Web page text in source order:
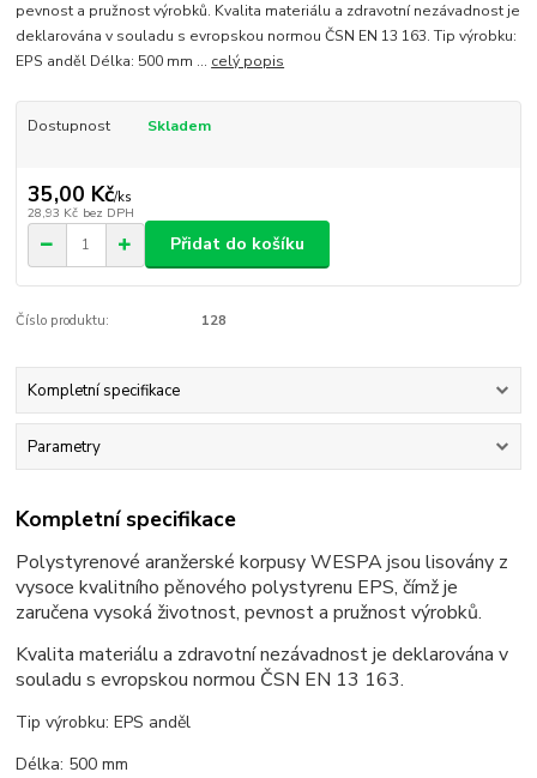
pevnost a pružnost výrobků. Kvalita materiálu a zdravotní nezávadnost je
deklarována v souladu s evropskou normou ČSN EN 13 163. Tip výrobku:
EPS anděl Délka: 500 mm ... celý popis
Dostupnost Skladem
35,00 Kč/ks
28,93 Kč bez DPH
Přidat do košíku
Číslo produktu: 128
Kompletní specifikace
Parametry
Kompletní specifikace
Polystyrenové aranžerské korpusy WESPA jsou lisovány z
vysoce kvalitního pěnového polystyrenu EPS, čímž je
zaručena vysoká životnost, pevnost a pružnost výrobků.
Kvalita materiálu a zdravotní nezávadnost je deklarována v
souladu s evropskou normou ČSN EN 13 163.
Tip výrobku: EPS anděl
Délka: 500 mm